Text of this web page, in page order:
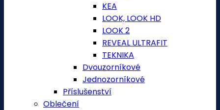
KEA
LOOK, LOOK HD
LOOK 2
REVEAL ULTRAFIT
TEKNIKA
Dvouzorníkové
Jednozorníkové
Příslušenství
Oblečení